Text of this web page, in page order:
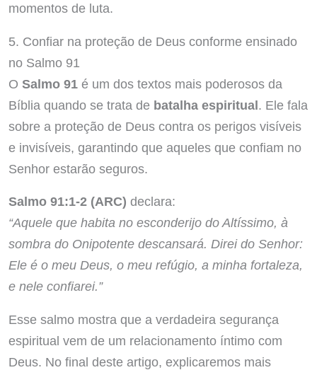
momentos de luta.
5. Confiar na proteção de Deus conforme ensinado
no Salmo 91
O Salmo 91é um dos textos mais poderosos da
Bíblia quando se trata de batalha espiritual. Ele fala
sobre a proteção de Deus contra os perigos visíveis
e invisíveis, garantindo que aqueles que confiam no
Senhor estarão seguros.
Salmo 91:1-2 (ARC) declara:
“Aquele que habita no esconderijo do Altíssimo, à
sombra do Onipotente descansará. Direi do Senhor:
Ele é o meu Deus, o meu refúgio, a minha fortaleza,
e nele confiarei.”
Esse salmo mostra que a verdadeira segurança
espiritual vem de um relacionamento íntimo com
Deus. No final deste artigo, explicaremos mais